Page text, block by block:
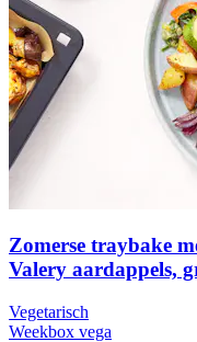
Zomerse traybake
Valery aardappels,
Vegetarisch
Weekbox vega